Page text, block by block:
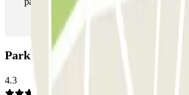
Parking Kreuzstrasse: Avis
4.3